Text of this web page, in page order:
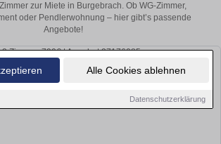
Alle Cookies ablehnen
Datenschutzerklärung
zur Miete in Burgebrach. Ob WG-Zimmer,
oder Pendlerwohnung – hier gibt’s passende
Angebote!